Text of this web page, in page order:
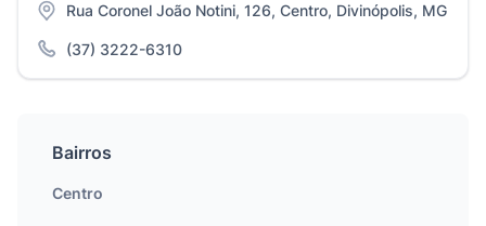
Rua Coronel João Notini, 126, Centro, Divinópolis, MG
(37) 3222-6310
Bairros
Centro